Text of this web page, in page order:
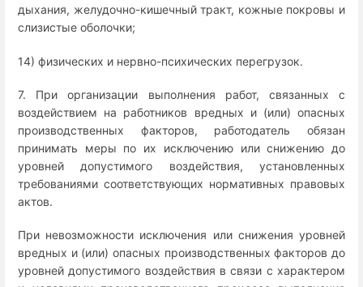
дыхания, желудочно-кишечный тракт, кожные покровы и
слизистые оболочки;
14) физических и нервно-психических перегрузок.
7. При организации выполнения работ, связанных с
воздействием на работников вредных и (или) опасных
производственных факторов, работодатель обязан
принимать меры по их исключению или снижению до
уровней допустимого воздействия, установленных
требованиями соответствующих нормативных правовых
актов.
При невозможности исключения или снижения уровней
вредных и (или) опасных производственных факторов до
уровней допустимого воздействия в связи с характером